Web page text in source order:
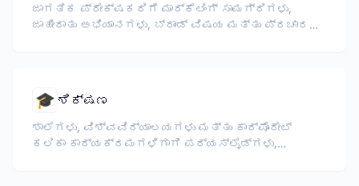
ಜಾಗತಿಕ ಪ್ರೇಕ್ಷಕರಿಗೆ ಮಾರ್ಕೆಟಿಂಗ್ ಸಾಮಗ್ರಿಗಳು,
ಜಾಹೀರಾತು ಅಭಿಯಾನಗಳು, ಬ್ರಾಂಡ್ ವಿಷಯ ಮತ್ತು ಪ್ರಚಾರ
🎓 ಶಿಕ್ಷಣ
ಶಾಲೆಗಳು, ವಿಶ್ವವಿದ್ಯಾಲಯಗಳು ಮತ್ತು ಕಾರ್ಪೊರೇಟ್
ಕಲಿಕಾ ಕಾರ್ಯಕ್ರಮಗಳಿಗಾಗಿ ಪಠ್ಯಸ್ಲೈಡ್ಗಳು,